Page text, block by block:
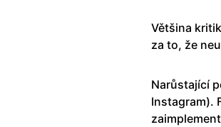
Většina
za to, že
Narůstající
Instagram).